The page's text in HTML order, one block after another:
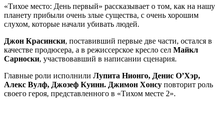
«Тихое место: День первый» рассказывает о том, как на нашу
планету прибыли очень злые существа, с очень хорошим
слухом, которые начали убивать людей.
Джон Красински, поставивший первые две части, остался в
качестве продюсера, а в режиссерское кресло сел Майкл
Сарноски, участвовавший в написании сценария.
Главные роли исполнили Лупита Нионго, Денис О’Хэр,
Алекс Вулф, Джозеф Куинн. Джимон Хонсу повторит роль
своего героя, представленного в «Тихом месте 2».